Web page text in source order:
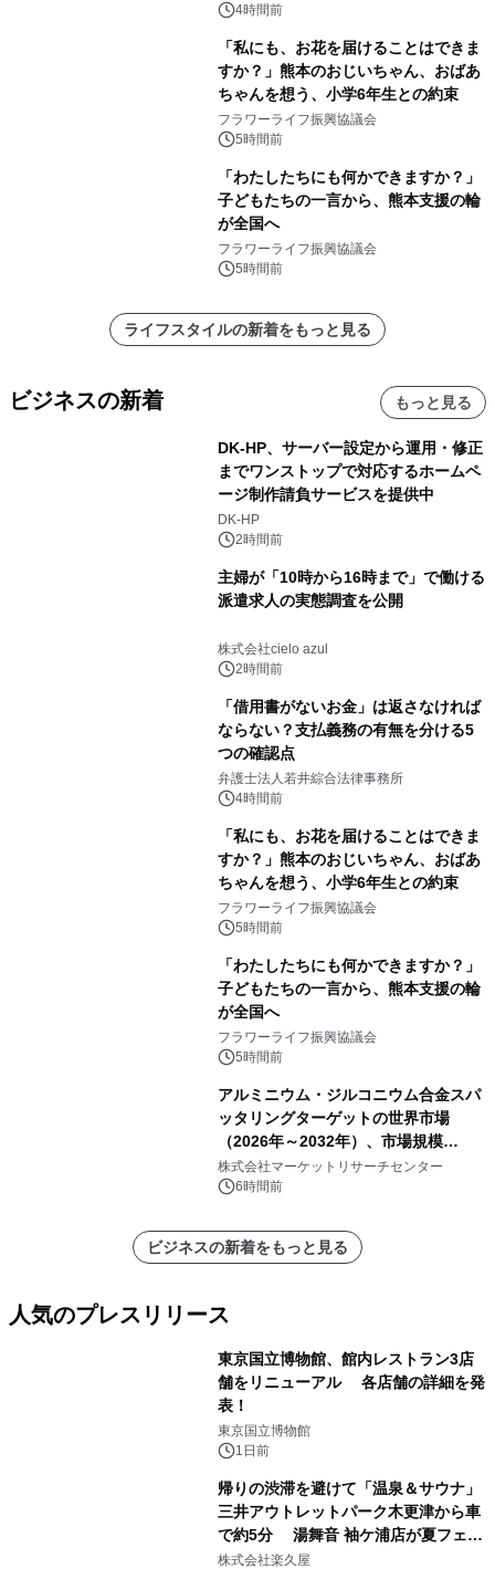
4時間前
「私にも、お花を届けることはできま
すか？」熊本のおじいちゃん、おばあ
ちゃんを想う、小学6年生との約束
フラワーライフ振興協議会
5時間前
「わたしたちにも何かできますか？」
子どもたちの一言から、熊本支援の輪
が全国へ
フラワーライフ振興協議会
5時間前
ライフスタイルの新着をもっと見る
ビジネスの新着 もっと見る
DK-HP、サーバー設定から運用・修正
までワンストップで対応するホームペ
ージ制作請負サービスを提供中
DK-HP
2時間前
主婦が「10時から16時まで」で働ける
派遣求人の実態調査を公開
株式会社cielo azul
2時間前
「借用書がないお金」は返さなければ
ならない？支払義務の有無を分ける5
つの確認点
弁護士法人若井綜合法律事務所
4時間前
「私にも、お花を届けることはできま
すか？」熊本のおじいちゃん、おばあ
ちゃんを想う、小学6年生との約束
フラワーライフ振興協議会
5時間前
「わたしたちにも何かできますか？」
子どもたちの一言から、熊本支援の輪
が全国へ
フラワーライフ振興協議会
5時間前
アルミニウム・ジルコニウム合金スパ
ッタリングターゲットの世界市場
（2026年～2032年）、市場規模
（0.995、0.999、その他）・分析レポ
ートを発表
株式会社マーケットリサーチセンター
6時間前
ビジネスの新着をもっと見る
人気のプレスリリース
東京国立博物館、館内レストラン3店
舗をリニューアル 各店舗の詳細を発
表！
東京国立博物館
1日前
帰りの渋滞を避けて「温泉＆サウナ」
三井アウトレットパーク木更津から車
で約5分 湯舞音 袖ケ浦店が夏フェア
メニューを提供
株式会社楽久屋